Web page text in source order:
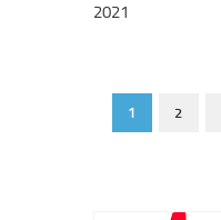
2021
1 2